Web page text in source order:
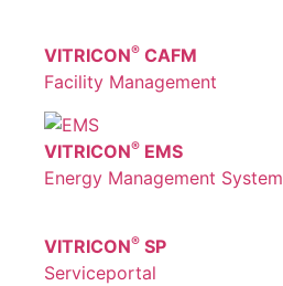
VITRICON® CAFM
Facility Management
VITRICON® EMS
Energy Management System
VITRICON® SP
Serviceportal